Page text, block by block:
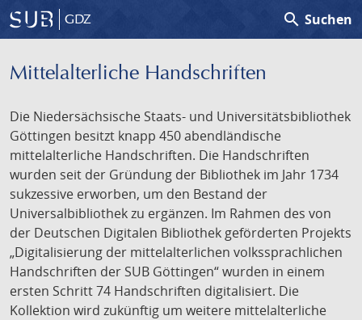
GDZ search Suchen
Mittelalterliche Handschriften
Die Niedersächsische Staats- und Universitätsbibliothek
Göttingen besitzt knapp 450 abendländische
mittelalterliche Handschriften. Die Handschriften
wurden seit der Gründung der Bibliothek im Jahr 1734
sukzessive erworben, um den Bestand der
Universalbibliothek zu ergänzen. Im Rahmen des von
der Deutschen Digitalen Bibliothek geförderten Projekts
„Digitalisierung der mittelalterlichen volkssprachlichen
Handschriften der SUB Göttingen“ wurden in einem
ersten Schritt 74 Handschriften digitalisiert. Die
Kollektion wird zukünftig um weitere mittelalterliche